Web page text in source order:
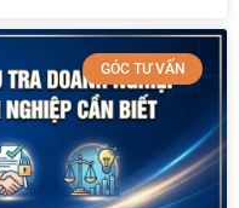
GÓC TƯ VẤN